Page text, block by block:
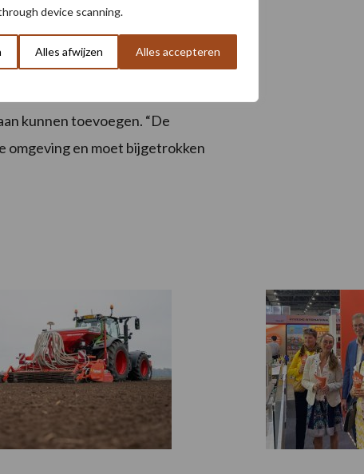
device scanning.
Alles afwijzen Alles accepteren
de teler zelf.” BO Akkerbouw
de overheid. Samen met het
(Rijksdienst voor Ondernemend
open teelten. Een
kunnen toevoegen. “De
omgeving en moet bijgetrokken